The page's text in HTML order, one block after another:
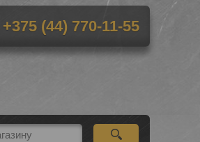
+375 (44) 770-11-55